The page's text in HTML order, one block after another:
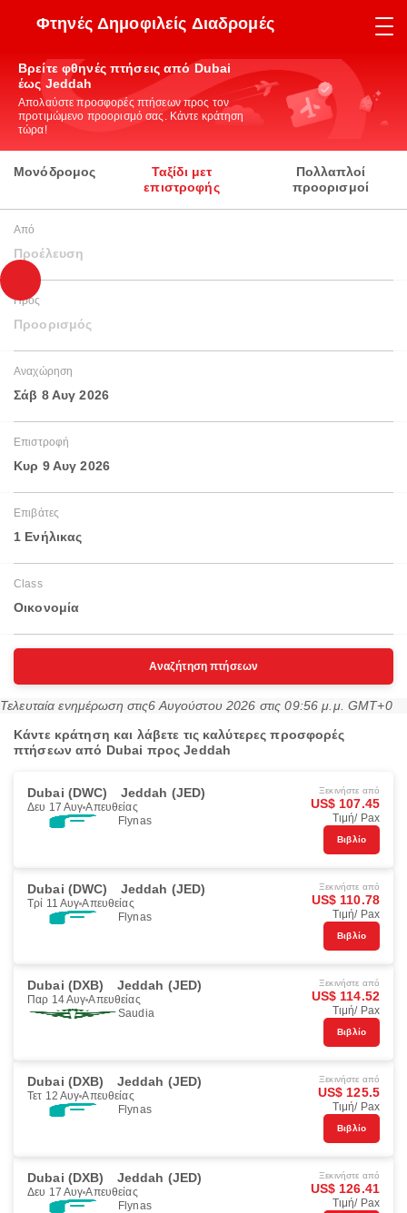
Φτηνές Δημοφιλείς Διαδρομές
Βρείτε φθηνές πτήσεις από Dubai
έως Jeddah
Απολαύστε προσφορές πτήσεων προς τον
προτιμώμενο προορισμό σας. Κάντε κράτηση
τώρα!
Μονόδρομος
Ταξίδι μετ
επιστροφής
Πολλαπλοί
προορισμοί
Από
Προέλευση
Προς
Προορισμός
Αναχώρηση
Σάβ 8 Αυγ 2026
Επιστροφή
Κυρ 9 Αυγ 2026
Επιβάτες
1 Ενήλικας
Class
Οικονομία
Αναζήτηση πτήσεων
Τελευταία ενημέρωση στις6 Αυγούστου 2026 στις 09:56 μ.μ. GMT+0
Κάντε κράτηση και λάβετε τις καλύτερες προσφορές
πτήσεων από Dubai προς Jeddah
Dubai (DWC) Jeddah (JED)
Δευ 17 Αυγ Απευθείας
Flynas
Ξεκινήστε από
US$ 107.45
Τιμή/ Pax
Βιβλίο
Dubai (DWC) Jeddah (JED)
Τρί 11 Αυγ Απευθείας
Flynas
Ξεκινήστε από
US$ 110.78
Τιμή/ Pax
Βιβλίο
Dubai (DXB) Jeddah (JED)
Παρ 14 Αυγ Απευθείας
Saudia
Ξεκινήστε από
US$ 114.52
Τιμή/ Pax
Βιβλίο
Dubai (DXB) Jeddah (JED)
Τετ 12 Αυγ Απευθείας
Flynas
Ξεκινήστε από
US$ 125.5
Τιμή/ Pax
Βιβλίο
Dubai (DXB) Jeddah (JED)
Δευ 17 Αυγ Απευθείας
Flynas
Ξεκινήστε από
US$ 126.41
Τιμή/ Pax